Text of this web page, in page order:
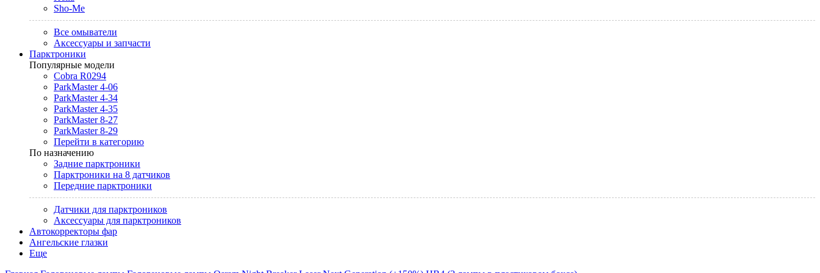
Sho-Me
Все омыватели
Аксессуары и запчасти
Парктроники
Популярные модели
Cobra R0294
ParkMaster 4-06
ParkMaster 4-34
ParkMaster 4-35
ParkMaster 8-27
ParkMaster 8-29
Перейти в категорию
По назначению
Задние парктроники
Парктроники на 8 датчиков
Передние парктроники
Датчики для парктроников
Аксессуары для парктроников
Автокорректоры фар
Ангельские глазки
Еще